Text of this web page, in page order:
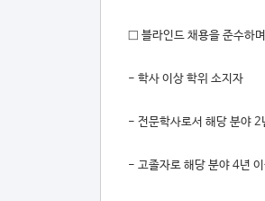
□ 블라인드 채용을 준수하
- 학사 이상 학위 소지자
- 전문학사로서 해당 분야 2
- 고졸자로 해당 분야 4년